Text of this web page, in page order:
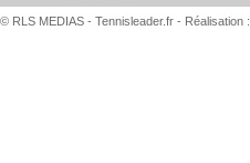
© RLS MEDIAS - Tennisleader.fr - Réalisation :